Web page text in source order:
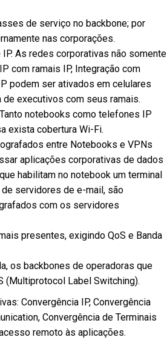
de serviço no backbone; por
nas corporações.
As redes corporativas não somente
com ramais IP, Integração com
podem ser ativados em celulares
executivos com seus ramais.
notebooks como telefones IP
exista cobertura Wi-Fi.
entre Notebooks e VPNs
aplicações corporativas de dados
habilitam no notebook um terminal
servidores de e-mail, são
com os servidores
presentes, exigindo QoS e Banda
os backbones de operadoras que
(Multiprotocol Label Switching).
Convergência IP, Convergência
Convergência de Terminais
remoto às aplicações.